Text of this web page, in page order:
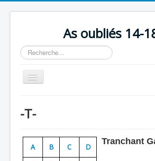
As oubliés 14-
Rechercher
Basculer
la
Chronologie
Escadrilles
Organisation
-T-
A B C D
Tranchant